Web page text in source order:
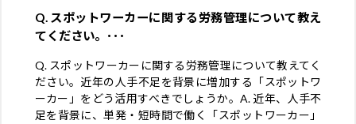
Q. スポットワーカーに関する労務管理について教え
てください。･･･
Q. スポットワーカーに関する労務管理について教えてく
ださい。近年の人手不足を背景に増加する「スポットワ
ーカー」をどう活用すべきでしょうか。A. 近年、人手不
足を背景に、単発・短時間で働く「スポットワーカー」